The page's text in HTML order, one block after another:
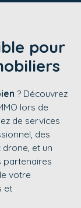
pour
? Découvrez
lors de
de services
des
et un
partenaires
votre
et